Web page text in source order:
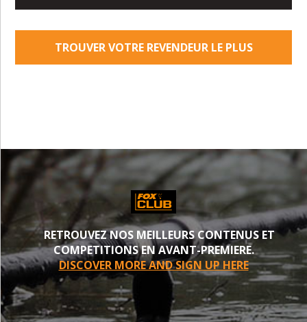
TROUVER VOTRE REVENDEUR LE PLUS
RETROUVEZ NOS MEILLEURS CONTENUS ET
COMPETITIONS EN AVANT-PREMIERE.
DISCOVER MORE AND SIGN UP HERE